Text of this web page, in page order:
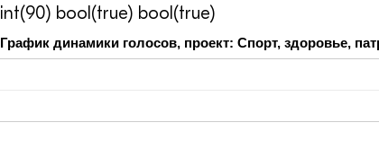
int(90) bool(true) bool(true)
График динамики голосов, проект: Спорт, здоровье,